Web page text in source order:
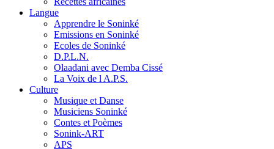
Langue
Apprendre le Soninké
Emissions en Soninké
Ecoles de Soninké
D.P.L.N.
Olaadani avec Demba Cissé
La Voix de l A.P.S.
Culture
Musique et Danse
Musiciens Soninké
Contes et Poèmes
Sonink-ART
APS